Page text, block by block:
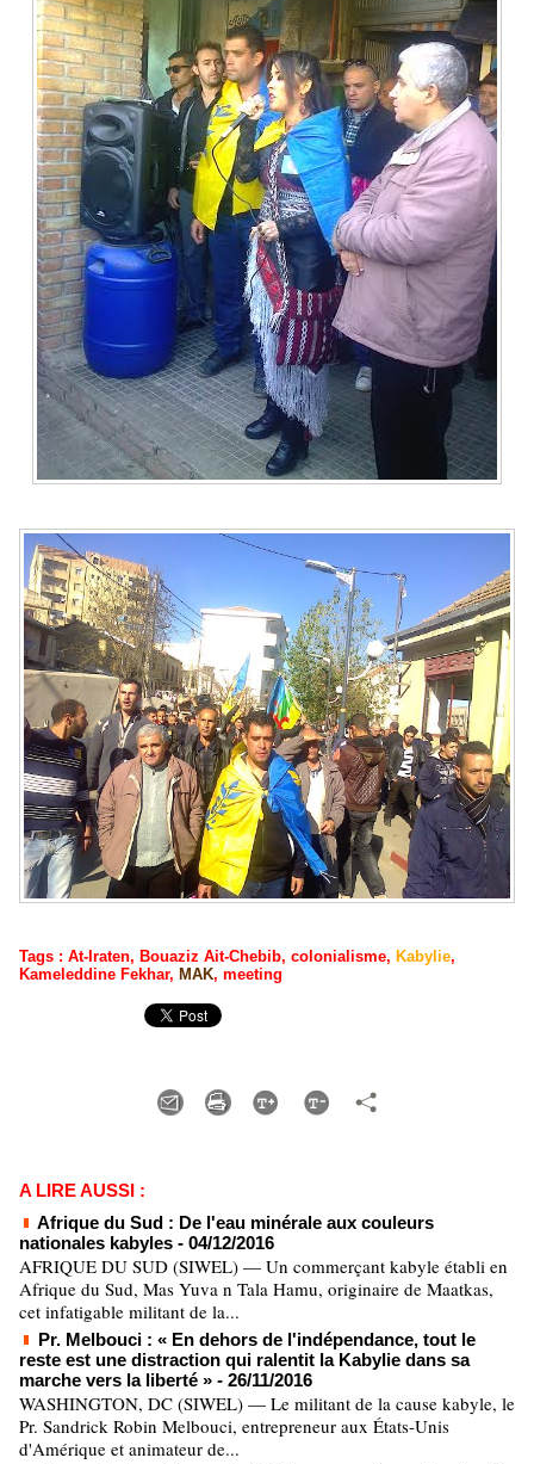
Tags : At-Iraten, Bouaziz Ait-Chebib, colonialisme, Kabylie,
Kameleddine Fekhar, MAK, meeting
A LIRE AUSSI :
Afrique du Sud : De l'eau minérale aux couleurs
nationales kabyles - 04/12/2016
AFRIQUE DU SUD (SIWEL) — Un commerçant kabyle établi en
Afrique du Sud, Mas Yuva n Tala Hamu, originaire de Maatkas,
cet infatigable militant de la...
Pr. Melbouci : « En dehors de l'indépendance, tout le
reste est une distraction qui ralentit la Kabylie dans sa
marche vers la liberté » - 26/11/2016
WASHINGTON, DC (SIWEL) — Le militant de la cause kabyle, le
Pr. Sandrick Robin Melbouci, entrepreneur aux États-Unis
d'Amérique et animateur de...